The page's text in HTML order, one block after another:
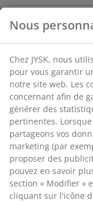
Spécifications
Avis
(2)
À propos de
Livraison
cookies marketing,
navigation avec nos
exemple Google,
des publicités
pouvez en savoir
dans la section «
consentement en
cliquant sur «
finalités. En savoir
traitement des
politique relative